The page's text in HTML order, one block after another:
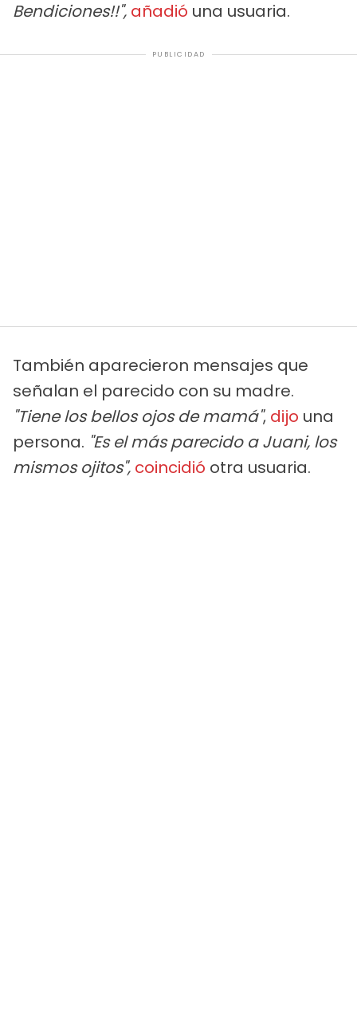
Bendiciones!!", añadió una usuaria.
PUBLICIDAD
También aparecieron mensajes que
señalan el parecido con su madre.
"Tiene los bellos ojos de mamá", dijo una
persona. "Es el más parecido a Juani, los
mismos ojitos", coincidió otra usuaria.